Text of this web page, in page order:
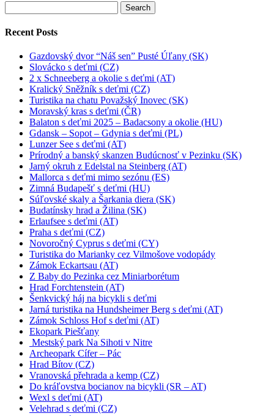
for:
Recent Posts
Gazdovský dvor “Náš sen” Pusté Úľany (SK)
Slovácko s deťmi (CZ)
2 x Schneeberg a okolie s deťmi (AT)
Kralický Sněžník s deťmi (CZ)
Turistika na chatu Považský Inovec (SK)
Moravský kras s deťmi (ČR)
Balaton s deťmi 2025 – Badacsony a okolie (HU)
Gdansk – Sopot – Gdynia s deťmi (PL)
Lunzer See s deťmi (AT)
Prírodný a banský skanzen Budúcnosť v Pezinku (SK)
Jarný okruh z Edelstal na Steinberg (AT)
Mallorca s deťmi mimo sezónu (ES)
Zimná Budapešť s deťmi (HU)
Súľovské skaly a Šarkania diera (SK)
Budatínsky hrad a Žilina (SK)
Erlaufsee s deťmi (AT)
Praha s deťmi (CZ)
Novoročný Cyprus s deťmi (CY)
Turistika do Marianky cez Vilmošove vodopády
Zámok Eckartsau (AT)
Z Baby do Pezinka cez Miniarborétum
Hrad Forchtenstein (AT)
Šenkvický háj na bicykli s deťmi
Jarná turistika na Hundsheimer Berg s deťmi (AT)
Zámok Schloss Hof s deťmi (AT)
Ekopark Piešťany
Mestský park Na Sihoti v Nitre
Archeopark Cífer – Pác
Hrad Bítov (CZ)
Vranovská přehrada a kemp (CZ)
Do kráľovstva bocianov na bicykli (SR – AT)
Wexl s deťmi (AT)
Velehrad s deťmi (CZ)